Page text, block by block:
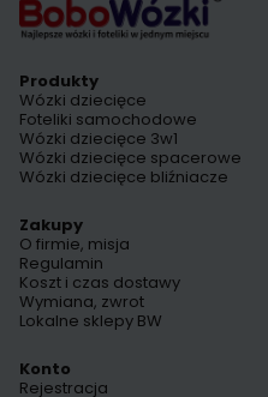
Produkty
Wózki dziecięce
Foteliki samochodowe
Wózki dziecięce 3w1
Wózki dziecięce spacerowe
Wózki dziecięce bliźniacze
Zakupy
O firmie, misja
Regulamin
Koszt i czas dostawy
Wymiana, zwrot
Lokalne sklepy BW
Konto
Rejestracja